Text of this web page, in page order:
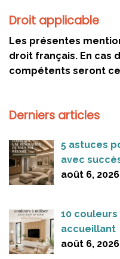
Droit applicable
Les présentes
droit français. En cas
compétents seront
Derniers articles
5 astuces
avec
août 6, 2026
10
accueillant
août 6, 2026